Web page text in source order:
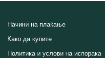
Начини на плаќање
Како да купите
Политика и услови на испорака